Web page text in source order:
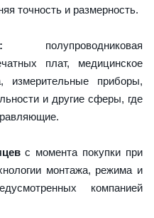
точность и размерность.
полупроводниковая
плат, медицинское
измерительные приборы,
и другие сферы, где
с момента покупки при
монтажа, режима и
компанией